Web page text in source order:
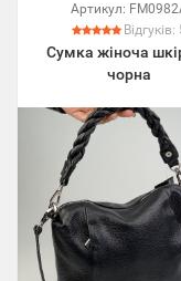
Артикул:
Відгуків:
Сумка жіноча
чорна